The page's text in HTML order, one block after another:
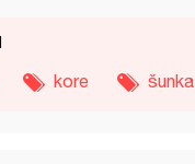
kore šunka